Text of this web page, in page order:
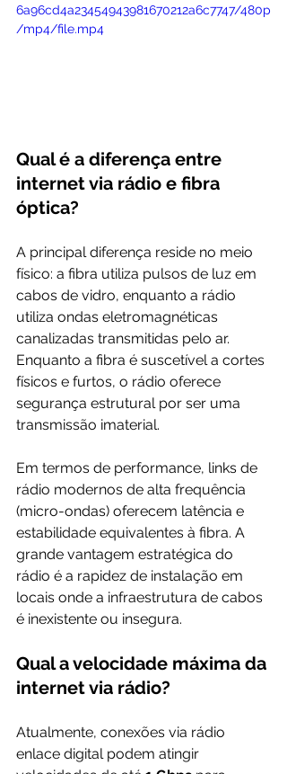
6a96cd4a23454943981670212a6c7747/480p
/mp4/file.mp4
Qual é a diferença entre
internet via rádio e fibra
óptica?
A principal diferença reside no meio
físico: a fibra utiliza pulsos de luz em
cabos de vidro, enquanto a rádio
utiliza ondas eletromagnéticas
canalizadas transmitidas pelo ar.
Enquanto a fibra é suscetível a cortes
físicos e furtos, o rádio oferece
segurança estrutural por ser uma
transmissão imaterial.
Em termos de performance, links de
rádio modernos de alta frequência
(micro-ondas) oferecem latência e
estabilidade equivalentes à fibra. A
grande vantagem estratégica do
rádio é a rapidez de instalação em
locais onde a infraestrutura de cabos
é inexistente ou insegura.
Qual a velocidade máxima da
internet via rádio?
Atualmente, conexões via rádio
enlace digital podem atingir